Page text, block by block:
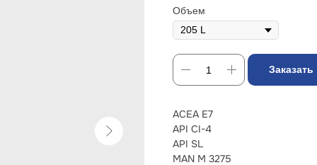
Объем
Заказать
ACEA E7
API CI-4
API SL
MAN M 3275